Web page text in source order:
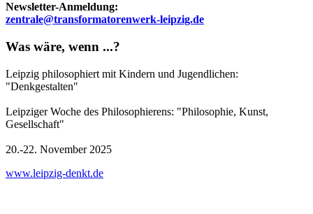
Newsletter-Anmeldung:
zentrale@transformatorenwerk-leipzig.de
Was wäre, wenn ...?
Leipzig philosophiert mit Kindern und Jugendlichen:
"Denkgestalten"
Leipziger Woche des Philosophierens: "Philosophie, Kunst,
Gesellschaft"
20.-22. November 2025
www.leipzig-denkt.de